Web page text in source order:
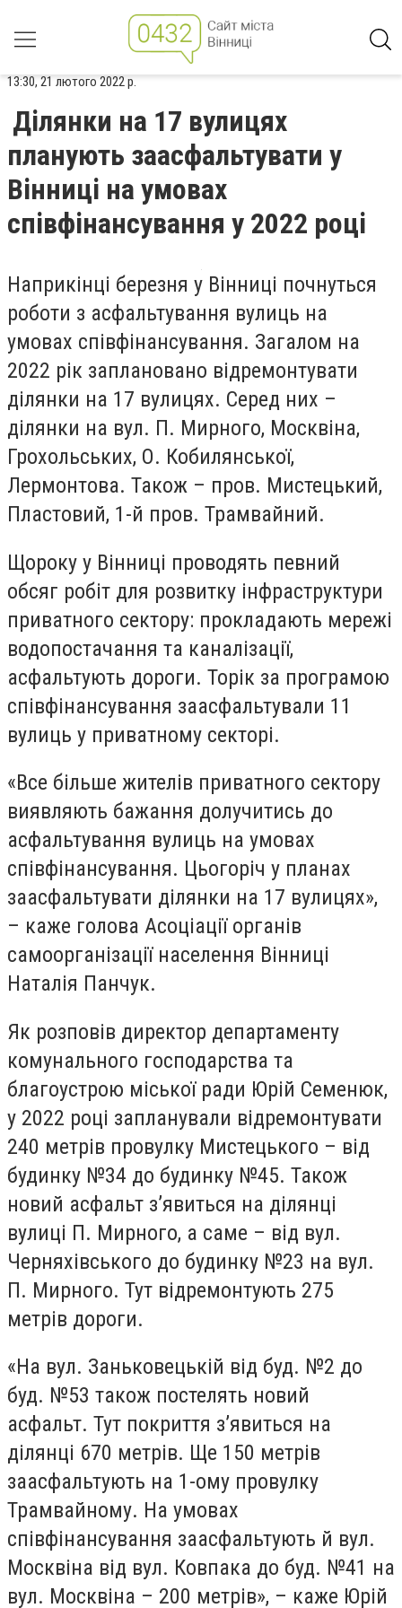
13:30, 21 лютого 2022 р.
Ділянки на 17 вулицях
планують заасфальтувати у
Вінниці на умовах
співфінансування у 2022 році
Наприкінці березня у Вінниці почнуться
роботи з асфальтування вулиць на
умовах співфінансування. Загалом на
2022 рік заплановано відремонтувати
ділянки на 17 вулицях. Серед них –
ділянки на вул. П. Мирного, Москвіна,
Грохольських, О. Кобилянської,
Лермонтова. Також – пров. Мистецький,
Пластовий, 1-й пров. Трамвайний.
Щороку у Вінниці проводять певний
обсяг робіт для розвитку інфраструктури
приватного сектору: прокладають мережі
водопостачання та каналізації,
асфальтують дороги. Торік за програмою
співфінансування заасфальтували 11
вулиць у приватному секторі.
«Все більше жителів приватного сектору
виявляють бажання долучитись до
асфальтування вулиць на умовах
співфінансування. Цьогоріч у планах
заасфальтувати ділянки на 17 вулицях»,
– каже голова Асоціації органів
самоорганізації населення Вінниці
Наталія Панчук.
Як розповів директор департаменту
комунального господарства та
благоустрою міської ради Юрій Семенюк,
у 2022 році запланували відремонтувати
240 метрів провулку Мистецького – від
будинку №34 до будинку №45. Також
новий асфальт з’явиться на ділянці
вулиці П. Мирного, а саме – від вул.
Черняхівського до будинку №23 на вул.
П. Мирного. Тут відремонтують 275
метрів дороги.
«На вул. Заньковецькій від буд. №2 до
буд. №53 також постелять новий
асфальт. Тут покриття з’явиться на
ділянці 670 метрів. Ще 150 метрів
заасфальтують на 1-ому провулку
Трамвайному. На умовах
співфінансування заасфальтують й вул.
Москвіна від вул. Ковпака до буд. №41 на
вул. Москвіна – 200 метрів», – каже Юрій